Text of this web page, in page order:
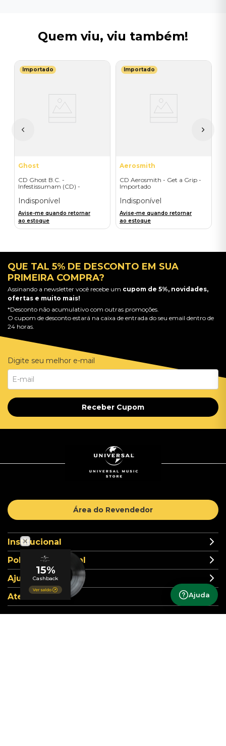
Ajuda
Quem viu, viu também!
Importado
Ghost
CD Ghost B.C. -
Infestissumam (CD) -
Indisponível
Avise-me quando retornar
ao estoque
Importado
Aerosmith
CD Aerosmith - Get a Grip -
Importado
Indisponível
Avise-me quando retornar
ao estoque
QUE TAL 5% DE DESCONTO EM SUA
PRIMEIRA COMPRA?
Assinando a newsletter você recebe um cupom de 5%, novidades,
ofertas e muito mais!
*Desconto não acumulativo com outras promoções.
O cupom de desconto estará na caixa de entrada do seu email dentro de
24 horas.
Digite seu melhor e-mail
Receber Cupom
Área do Revendedor
Institucional
Política comercial
Ajuda
Atendimento